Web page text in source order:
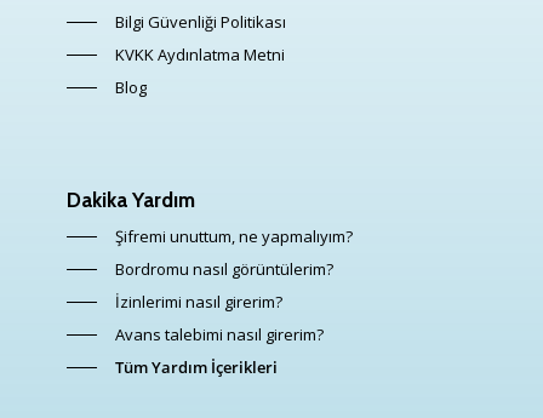
Bilgi Güvenliği Politikası
KVKK Aydınlatma Metni
Blog
Dakika Yardım
Şifremi unuttum, ne yapmalıyım?
Bordromu nasıl görüntülerim?
İzinlerimi nasıl girerim?
Avans talebimi nasıl girerim?
Tüm Yardım İçerikleri